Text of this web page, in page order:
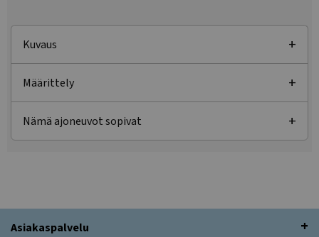
Kuvaus
Määrittely
Nämä ajoneuvot sopivat
Asiakaspalvelu